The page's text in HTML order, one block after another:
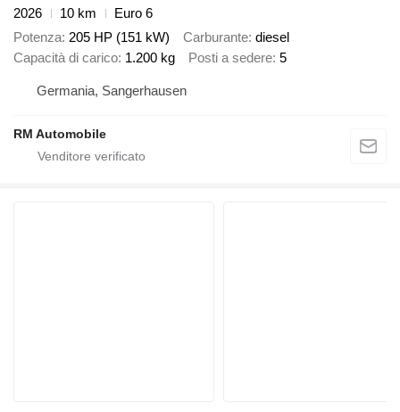
2026
10 km
Euro 6
Potenza 205 HP (151 kW) Carburante diesel
Capacità di carico 1.200 kg Posti a sedere 5
Germania, Sangerhausen
RM Automobile